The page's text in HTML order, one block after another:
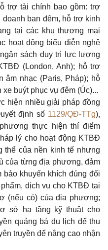
trợ tài chính bao gồm: trợ
ban đêm, hỗ trợ kinh
tại các khu thương mại
hoạt động biểu diễn nghệ
sách duy trì lực lượng
(London, Anh); hỗ trợ
âm nhạc (Paris, Pháp); hỗ
buýt phục vụ đêm (Úc)...
hiện nhiều giải pháp đồng
định số 1129/QĐ-TTg),
thực hiện thí điểm
lý cho hoạt động KTBĐ
thể của nền kinh tế nhưng
của từng địa phương, đảm
bảo khuyến khích đúng đối
dịch vụ cho KTBĐ tại
(nếu có) của địa phương;
sở hạ tầng kỹ thuật cho
quảng bá du lịch để thu
truyền để nâng cao nhận